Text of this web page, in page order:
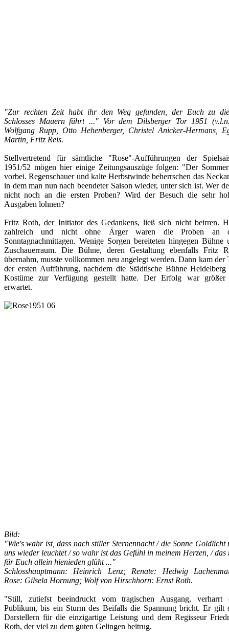
"Zur rechten Zeit habt ihr den Weg gefunden, der Euch zu
Schlosses Mauern führt ..." Vor dem Dilsberger Tor 1951
Wolfgang Rupp, Otto Hehenberger, Christel Anicker-Hermans,
Martin, Fritz Reis.
Stellvertretend für sämtliche "Rose"-Aufführungen der
1951/52 mögen hier einige Zeitungsauszüge folgen: "Der
vorbei. Regenschauer und kalte Herbstwinde beherrschen das
in dem man nun nach beendeter Saison wieder, unter sich ist. Wer
nicht noch an die ersten Proben? Wird der Besuch die sehr
Ausgaben lohnen?
Fritz Roth, der Initiator des Gedankens, ließ sich nicht beirren.
zahlreich und nicht ohne Ärger waren die Proben an
Sonntagnachmittagen. Wenige Sorgen bereiteten hingegen Bühne
Zuschauerraum. Die Bühne, deren Gestaltung ebenfalls Fritz
übernahm, musste vollkommen neu angelegt werden. Dann kam der
der ersten Aufführung, nachdem die Städtische Bühne Heidelberg
Kostüme zur Verfügung gestellt hatte. Der Erfolg war größer
erwartet.
Bild:
"Wie's wahr ist, dass nach stiller Sternennacht / die Sonne Goldlicht
uns wieder leuchtet / so wahr ist das Gefühl in meinem Herzen, / das
für Euch allein hienieden glüht ..."
Schlosshauptmann: Heinrich Lenz; Renate: Hedwig
Rose: Gilsela Hornung; Wolf von Hirschhorn: Ernst Roth.
"Still, zutiefst beeindruckt vom tragischen Ausgang, verharrt
Publikum, bis ein Sturm des Beifalls die Spannung bricht. Er gilt
Darstellern für die einzigartige Leistung und dem Regisseur
Roth, der viel zu dem guten Gelingen beitrug.